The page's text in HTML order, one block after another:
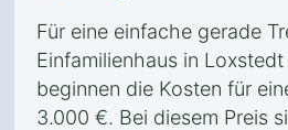
Für eine einfache gerade
Einfamilienhaus in
beginnen die Kosten für
3.000 €. Bei diesem Preis